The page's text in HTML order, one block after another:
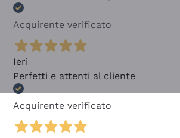
Acquirente verificato
Ieri
Perfetti e attenti al cliente
Acquirente verificato